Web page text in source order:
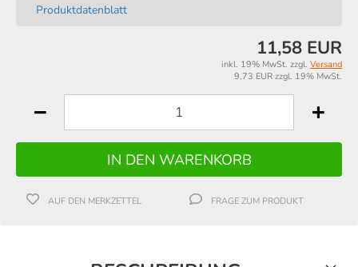
Produktdatenblatt
11,58 EUR
inkl. 19% MwSt. zzgl. Versand
9,73 EUR zzgl. 19% MwSt.
AUF DEN MERKZETTEL FRAGE ZUM PRODUKT